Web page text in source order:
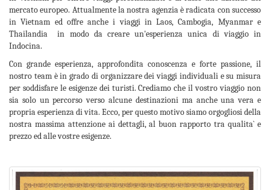
mercato europeo. Attualmente la nostra agenzia è radicata con successo
in Vietnam ed offre anche i viaggi in Laos, Cambogia, Myanmar e
Thailandia in modo da creare un'esperienza unica di viaggio in
Indocina.
Con grande esperienza, approfondita conoscenza e forte passione, il
nostro team è in grado di organizzare dei viaggi individuali e su misura
per soddisfare le esigenze dei turisti. Crediamo che il vostro viaggio non
sia solo un percorso verso alcune destinazioni ma anche una vera e
propria esperienza di vita. Ecco, per questo motivo siamo orgogliosi della
nostra massima attenzione ai dettagli, al buon rapporto tra qualita` e
prezzo ed alle vostre esigenze.